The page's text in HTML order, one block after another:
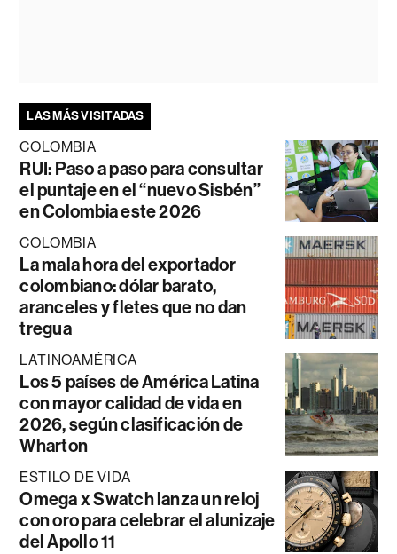
LAS MÁS VISITADAS
COLOMBIA
RUI: Paso a paso para consultar
el puntaje en el “nuevo Sisbén”
en Colombia este 2026
COLOMBIA
La mala hora del exportador
colombiano: dólar barato,
aranceles y fletes que no dan
tregua
LATINOAMÉRICA
Los 5 países de América Latina
con mayor calidad de vida en
2026, según clasificación de
Wharton
ESTILO DE VIDA
Omega x Swatch lanza un reloj
con oro para celebrar el alunizaje
del Apollo 11